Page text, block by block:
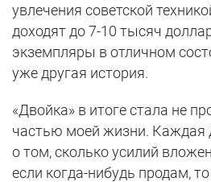
увлечения советской
доходят до 7-10 тысяч
экземпляры в отличном
уже другая история.
«Двойка» в итоге стала не
частью моей жизни. Каждая
о том, сколько усилий
если когда-нибудь продам,